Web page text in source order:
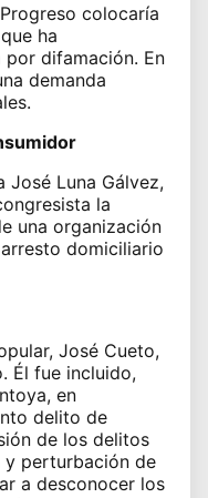
colocaría
ha
por difamación. En
demanda
José Luna Gálvez,
la
una organización
domiciliario
José Cueto,
Él fue incluido,
en
delito de
de los delitos
y perturbación de
a desconocer los